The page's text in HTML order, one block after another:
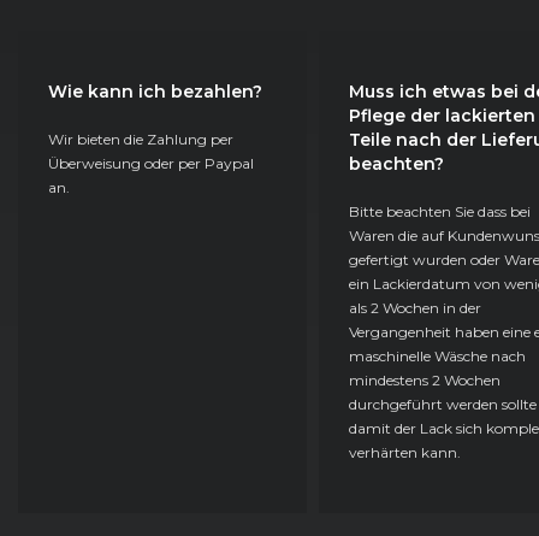
Wie kann ich bezahlen?
Wir bieten die Zahlung per
Überweisung oder per Paypal
an.
Muss ich etwas bei
Pflege der lackierten
Teile nach der
beachten?
Bitte beachten Sie dass bei
Waren die auf
gefertigt wurden oder
ein Lackierdatum von
als 2 Wochen in der
Vergangenheit haben eine
maschinelle Wäsche nach
mindestens 2 Wochen
durchgeführt werden sollte
damit der Lack sich
verhärten kann.